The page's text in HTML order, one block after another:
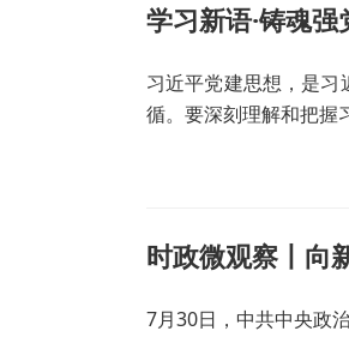
学习新语·铸魂
习近平党建思想，是
循。要深刻理解和把握
时政微观察丨向
7月30日，中共中央政